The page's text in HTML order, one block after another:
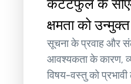
कंटेंटफुल के
क्षमता को
सूचना के प्रवाह और
आवश्यकता के कारण,
विषय-वस्तु को